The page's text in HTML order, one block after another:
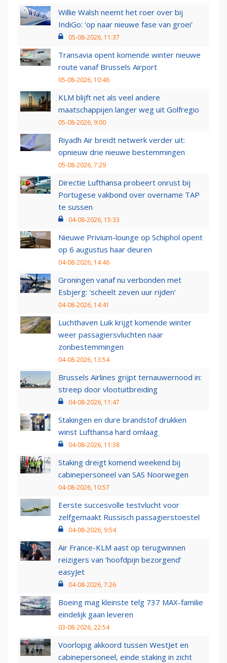
Willie Walsh neemt het roer over bij
IndiGo: 'op naar nieuwe fase van groei'
05-08-2026, 11:37
Transavia opent komende winter nieuwe
route vanaf Brussels Airport
05-08-2026, 10:46
KLM blijft net als veel andere
maatschappijen langer weg uit Golfregio
05-08-2026, 9:00
Riyadh Air breidt netwerk verder uit:
opnieuw drie nieuwe bestemmingen
05-08-2026, 7:29
Directie Lufthansa probeert onrust bij
Portugese vakbond over overname TAP
te sussen
04-08-2026, 15:33
Nieuwe Privium-lounge op Schiphol opent
op 6 augustus haar deuren
04-08-2026, 14:46
Groningen vanaf nu verbonden met
Esbjerg: 'scheelt zeven uur rijden'
04-08-2026, 14:41
Luchthaven Luik krijgt komende winter
weer passagiersvluchten naar
zonbestemmingen
04-08-2026, 13:54
Brussels Airlines grijpt ternauwernood in:
streep door vlootuitbreiding
04-08-2026, 11:47
Stakingen en dure brandstof drukken
winst Lufthansa hard omlaag
04-08-2026, 11:38
Staking dreigt komend weekend bij
cabinepersoneel van SAS Noorwegen
04-08-2026, 10:57
Eerste succesvolle testvlucht voor
zelfgemaakt Russisch passagierstoestel
04-08-2026, 9:54
Air France-KLM aast op terugwinnen
reizigers van ‘hoofdpijn bezorgend’
easyJet
04-08-2026, 7:26
Boeing mag kleinste telg 737 MAX-familie
eindelijk gaan leveren
03-08-2026, 22:54
Voorlopig akkoord tussen WestJet en
cabinepersoneel, einde staking in zicht